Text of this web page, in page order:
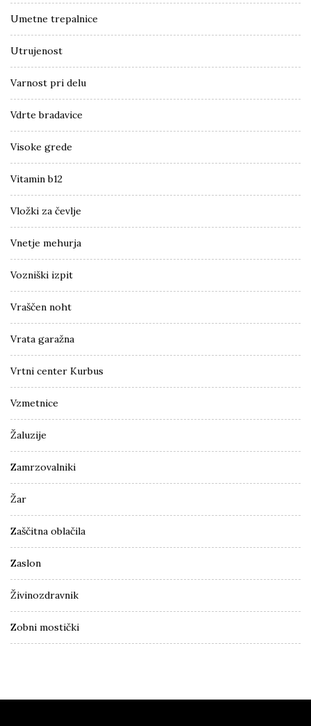
Umetne trepalnice
Utrujenost
Varnost pri delu
Vdrte bradavice
Visoke grede
Vitamin b12
Vložki za čevlje
Vnetje mehurja
Vozniški izpit
Vraščen noht
Vrata garažna
Vrtni center Kurbus
Vzmetnice
Žaluzije
Zamrzovalniki
Žar
Zaščitna oblačila
Zaslon
Živinozdravnik
Zobni mostički